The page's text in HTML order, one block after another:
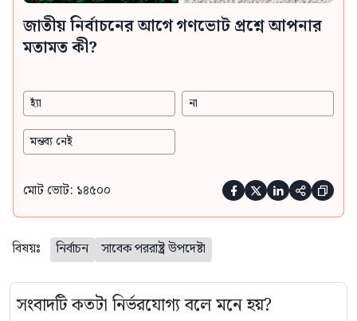
জাতীয় নির্বাচনের আগে গণভোট প্রশ্নে আপনার
মতামত কী?
হ্যাঁ না
মন্তব্য নেই
মোট ভোট: ১৪৫০০     
বিষয়ঃ নির্বাচন সাবেক পররাষ্ট্র উপদেষ্টা
সংবাদটি কতটা নির্ভরযোগ্য বলে মনে হয়?